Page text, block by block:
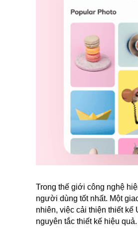
Trong thế giới công nghệ
người dùng tốt nhất. Một
nhiên, việc cải thiện thiết kế
nguyên tắc thiết kế hiệu